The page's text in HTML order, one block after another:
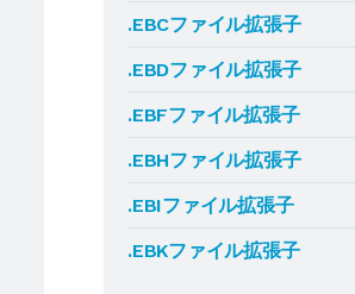
.EBCファイル拡張子
.EBDファイル拡張子
.EBFファイル拡張子
.EBHファイル拡張子
.EBIファイル拡張子
.EBKファイル拡張子